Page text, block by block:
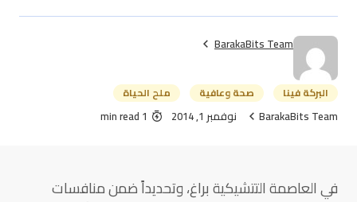
BarakaBits Team
البركة فينا صحة وعافية ملح الحياة
BarakaBits Team نوفمبر 1, 2014 1 min read
في العاصمة التتشيكية براغ، وتحديداً ضمن منافسات